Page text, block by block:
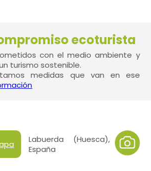
ecoturista
con el medio ambiente y
turismo sostenible.
medidas que van en ese
Labuerda (Huesca),
España